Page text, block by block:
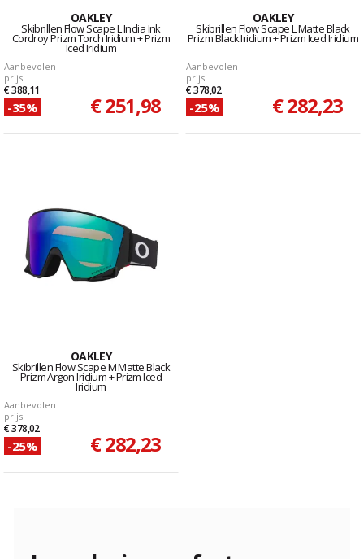
OAKLEY
Skibrillen Flow Scape L India Ink
Cordroy Prizm Torch Iridium + Prizm
Iced Iridium
Aanbevolen
prijs
€ 388,11
-35% € 251,98
OAKLEY
Skibrillen Flow Scape L Matte Black
Prizm Black Iridium + Prizm Iced Iridium
Aanbevolen
prijs
€ 378,02
-25% € 282,23
OAKLEY
Skibrillen Flow Scape M Matte Black
Prizm Argon Iridium + Prizm Iced
Iridium
Aanbevolen
prijs
€ 378,02
-25% € 282,23